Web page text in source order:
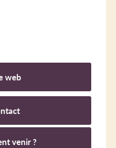
web
venir ?